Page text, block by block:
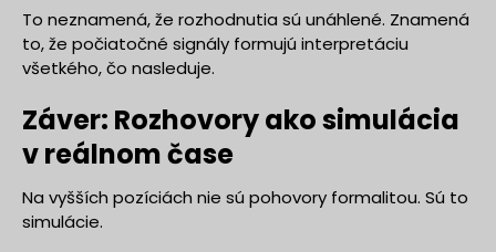
To neznamená, že rozhodnutia sú unáhlené. Znamená
to, že počiatočné signály formujú interpretáciu
všetkého, čo nasleduje.
Záver: Rozhovory ako simulácia
v reálnom čase
Na vyšších pozíciách nie sú pohovory formalitou. Sú to
simulácie.